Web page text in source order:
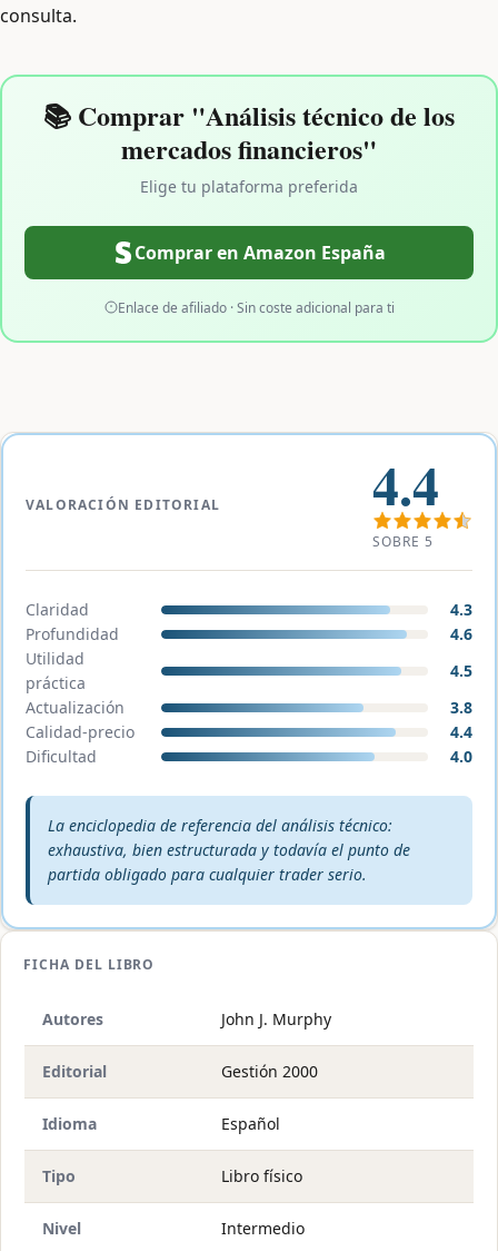
consulta.
📚 Comprar "Análisis técnico de los
mercados financieros"
Elige tu plataforma preferida
Comprar en Amazon España
Enlace de afiliado · Sin coste adicional para ti
VALORACIÓN EDITORIAL 4.4
SOBRE 5
Claridad
4.3
Profundidad
4.6
Utilidad
práctica
4.5
Actualización
3.8
Calidad-precio
4.4
Dificultad
4.0
Veredicto editorial:
La enciclopedia de referencia del análisis técnico:
exhaustiva, bien estructurada y todavía el punto de
partida obligado para cualquier trader serio.
FICHA DEL LIBRO
Autores John J. Murphy
Editorial Gestión 2000
Idioma Español
Tipo Libro físico
Nivel Intermedio